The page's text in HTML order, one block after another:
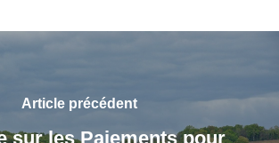
Article précédent
sur les Paiements pour